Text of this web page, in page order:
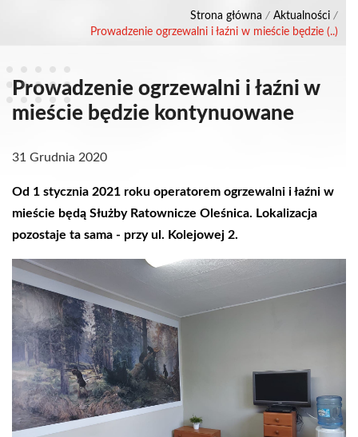
Strona główna / Aktualności /
Prowadzenie ogrzewalni i łaźni w mieście będzie (..)
Prowadzenie ogrzewalni i łaźni w
mieście będzie kontynuowane
31 Grudnia 2020
Od 1 stycznia 2021 roku operatorem ogrzewalni i łaźni w
mieście będą Służby Ratownicze Oleśnica. Lokalizacja
pozostaje ta sama - przy ul. Kolejowej 2.